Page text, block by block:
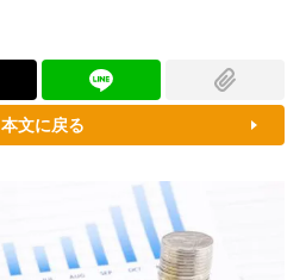
本文に戻る